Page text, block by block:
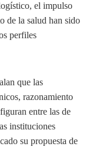
el impulso
de la salud han sido
perfiles
que las
razonamiento
entre las de
instituciones
su propuesta de